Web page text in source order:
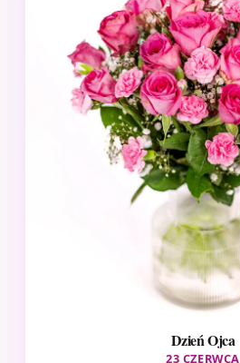
Dzień Ojca
23 CZERWCA